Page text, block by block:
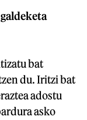
bat
du. Iritzi bat
adostu
asko